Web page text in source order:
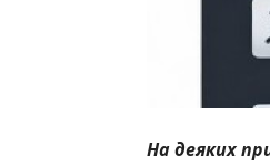
На деяких